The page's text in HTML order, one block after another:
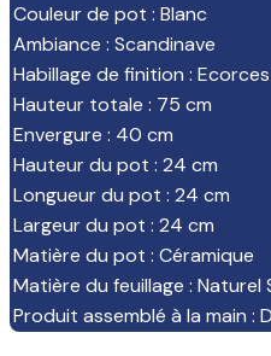
Couleur de pot : Blanc
Ambiance : Scandinave
Habillage de finition :
Hauteur totale : 75 cm
Envergure : 40 cm
Hauteur du pot : 24 cm
Longueur du pot : 24 cm
Largeur du pot : 24 cm
Matière du pot : Céramique
Matière du feuillage : Naturel
Produit assemblé à la main :